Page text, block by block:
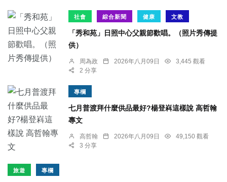
社會 綜合新聞 健康 文教
「秀和苑」日照中心父親節歡唱。（照片秀傳提
供）
周為政 2026年八月09日
3,445 觀看
2 分享
專欄
七月普渡拜什麼供品最好?楊登嵙這樣說 高哲翰
專文
高哲翰 2026年八月09日
49,150 觀看
3 分享
旅遊 專欄